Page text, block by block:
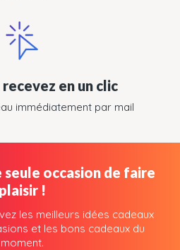
en un clic
immédiatement par mail
seule occasion de faire
plaisir !
les meilleurs idées cadeaux
et les bons cadeaux du
moment.